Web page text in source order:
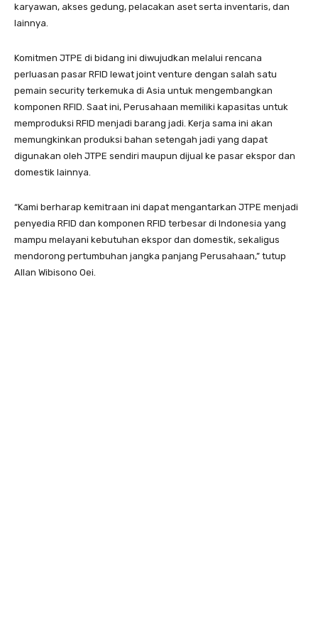
karyawan, akses gedung, pelacakan aset serta inventaris, dan
lainnya.
Komitmen JTPE di bidang ini diwujudkan melalui rencana
perluasan pasar RFID lewat joint venture dengan salah satu
pemain security terkemuka di Asia untuk mengembangkan
komponen RFID. Saat ini, Perusahaan memiliki kapasitas untuk
memproduksi RFID menjadi barang jadi. Kerja sama ini akan
memungkinkan produksi bahan setengah jadi yang dapat
digunakan oleh JTPE sendiri maupun dijual ke pasar ekspor dan
domestik lainnya.
“Kami berharap kemitraan ini dapat mengantarkan JTPE menjadi
penyedia RFID dan komponen RFID terbesar di Indonesia yang
mampu melayani kebutuhan ekspor dan domestik, sekaligus
mendorong pertumbuhan jangka panjang Perusahaan,” tutup
Allan Wibisono Oei.